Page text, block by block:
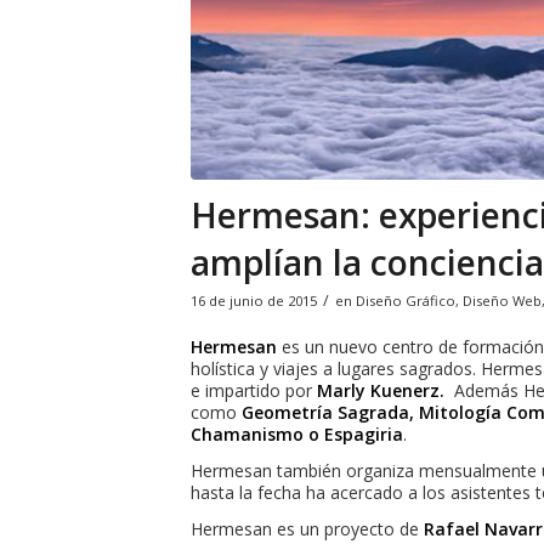
Hermesan:
amplían la conciencia
16 de junio de 2015 / en Diseño Gráfico, Diseño Web
Hermesan es un nuevo centro de
holística y viajes a lugares sagrados.
e impartido por Marly Kuenerz. Además
como Geometría Sagrada, Mitología
Chamanismo o Espagiria.
Hermesan también organiza
hasta la fecha ha acercado a los
Hermesan es un proyecto de Rafael